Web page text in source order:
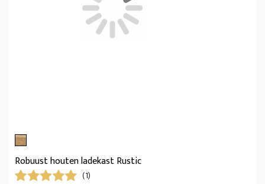
Robuust houten ladekast Rustic
(1)